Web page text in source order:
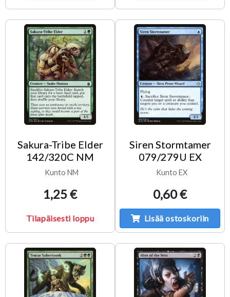
Sakura-Tribe Elder
142/320C NM
Kunto NM
1,25 €
Tilapäisesti loppu
Siren Stormtamer
079/279U EX
Kunto EX
0,60 €
Lisää ostoskoriin